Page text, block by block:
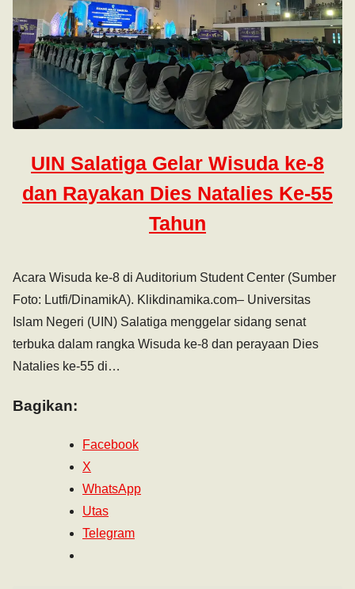
UIN Salatiga Gelar Wisuda ke-8
dan Rayakan Dies Natalies Ke-55
Tahun
Acara Wisuda ke-8 di Auditorium Student Center (Sumber
Foto: Lutfi/DinamikA). Klikdinamika.com– Universitas
Islam Negeri (UIN) Salatiga menggelar sidang senat
terbuka dalam rangka Wisuda ke-8 dan perayaan Dies
Natalies ke-55 di…
Bagikan:
Facebook
X
WhatsApp
Utas
Telegram